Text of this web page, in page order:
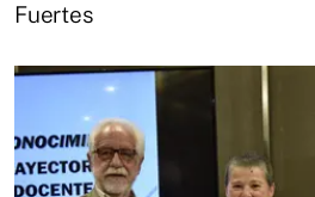
Fuertes